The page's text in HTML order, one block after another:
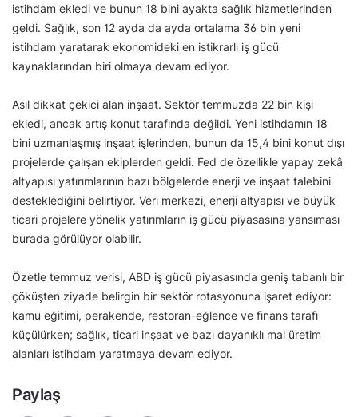
istihdam ekledi ve bunun 18 bini ayakta sağlık hizmetlerinden
geldi. Sağlık, son 12 ayda da ayda ortalama 36 bin yeni
istihdam yaratarak ekonomideki en istikrarlı iş gücü
kaynaklarından biri olmaya devam ediyor.
Asıl dikkat çekici alan inşaat. Sektör temmuzda 22 bin kişi
ekledi, ancak artış konut tarafında değildi. Yeni istihdamın 18
bini uzmanlaşmış inşaat işlerinden, bunun da 15,4 bini konut dışı
projelerde çalışan ekiplerden geldi. Fed de özellikle yapay zekâ
altyapısı yatırımlarının bazı bölgelerde enerji ve inşaat talebini
desteklediğini belirtiyor. Veri merkezi, enerji altyapısı ve büyük
ticari projelere yönelik yatırımların iş gücü piyasasına yansıması
burada görülüyor olabilir.
Özetle temmuz verisi, ABD iş gücü piyasasında geniş tabanlı bir
çöküşten ziyade belirgin bir sektör rotasyonuna işaret ediyor:
kamu eğitimi, perakende, restoran-eğlence ve finans tarafı
küçülürken; sağlık, ticari inşaat ve bazı dayanıklı mal üretim
alanları istihdam yaratmaya devam ediyor.
Paylaş